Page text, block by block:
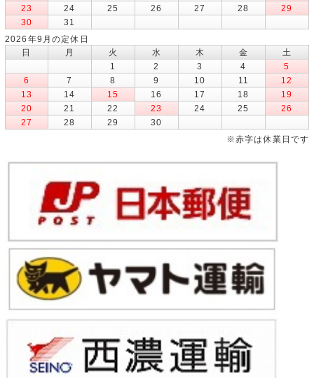
23
24 25 26 27 28
29
30
31
2026年9月の定休日
日
月 火 水 木 金
土
1
2 3 4
5
6
7 8 9 10 11
12
13
14 15 16 17 18
19
20
21 22 23 24 25
26
27
28 29
30
※赤字は休業日です